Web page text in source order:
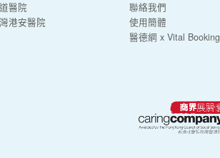
醫院
港安醫院
聯絡我們
使用簡體
醫德網 x Vital Booking